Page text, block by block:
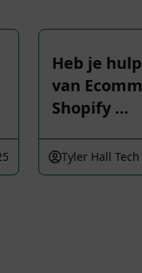
Heb je
van
Shopify …
Tyler Hall Tech